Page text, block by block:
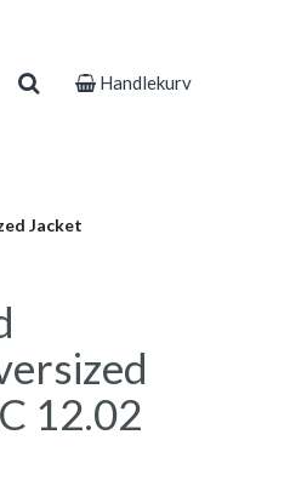
Handlekurv
Jacket
12.02